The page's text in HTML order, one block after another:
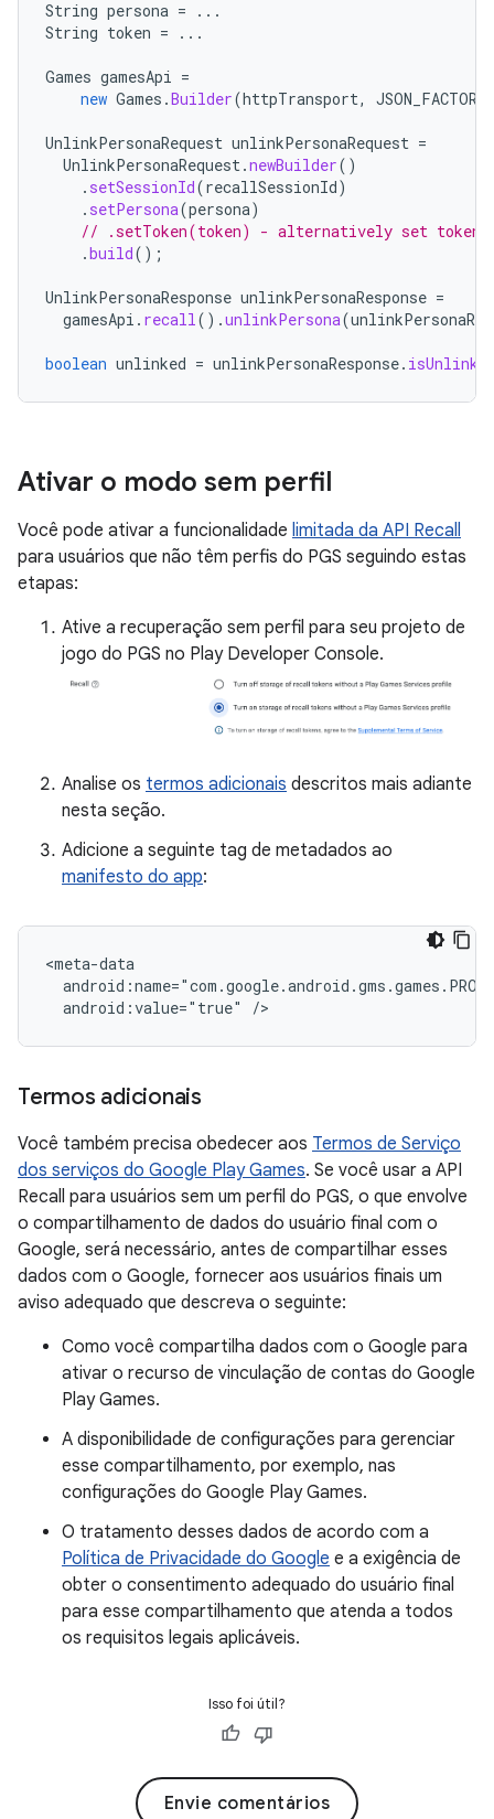
String persona =
...
String token = ...
Games gamesApi =
new Games .Builder(httpTransport, JSON_FACTORY
UnlinkPersonaRequest unlinkPersonaRequest =
UnlinkPersonaRequest.newBuilder()
. setSessionId(recallSessionId)
. setPersona(persona)
// .setToken(token) - alternatively set token,
.build();
UnlinkPersonaResponse unlinkPersonaResponse =
gamesApi . recall().unlinkPersona(
boolean unlinked = unlinkPersonaResponse.
Ativar o modo sem perfil
Você pode ativar a funcionalidade limitada da API Recall
para usuários que não têm perfis do PGS seguindo estas
etapas:
Ative a recuperação sem perfil para seu projeto de
jogo do PGS no Play Developer Console.
Analise os termos adicionais descritos mais adiante
nesta seção.
Adicione a seguinte tag de metadados ao
manifesto do app:
android:value="true"
Termos adicionais
Você também precisa obedecer aos Termos de Serviço
dos serviços do Google Play Games. Se você usar a API
Recall para usuários sem um perfil do PGS, o que envolve
o compartilhamento de dados do usuário final com o
Google, será necessário, antes de compartilhar esses
dados com o Google, fornecer aos usuários finais um
aviso adequado que descreva o seguinte:
Como você compartilha dados com o Google para
ativar o recurso de vinculação de contas do Google
Play Games.
A disponibilidade de configurações para gerenciar
esse compartilhamento, por exemplo, nas
configurações do Google Play Games.
O tratamento desses dados de acordo com a
Política de Privacidade do Google e a exigência de
obter o consentimento adequado do usuário final
para esse compartilhamento que atenda a todos
os requisitos legais aplicáveis.
Isso foi útil?
Envie comentários